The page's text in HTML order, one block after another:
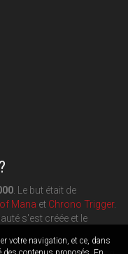
votre navigation, et ce, dans
. Le but était de
Mana et Chrono Trigger.
s'est créée et le